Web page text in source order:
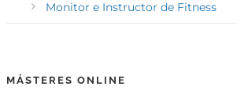
Monitor e Instructor de Fitness
MÁSTERES ONLINE